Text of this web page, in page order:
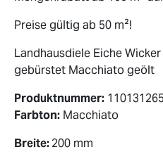
Preise gültig ab 50 m²!
Landhausdiele Eiche
gebürstet Macchiato geölt
Produktnummer:
Farbton: Macchiato
Breite:200 mm